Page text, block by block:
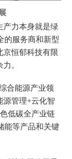
力本身就是绿
的服务商和新型
京恒郁科技有限
。
合能源产业领
源管理+云化智
低碳全产业链
能等产品和关键